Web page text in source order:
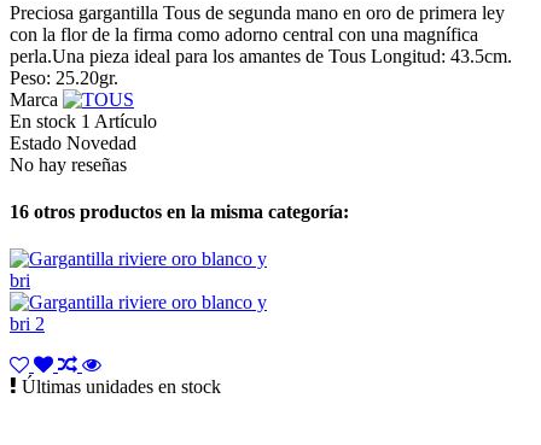
Preciosa gargantilla Tous de segunda mano en oro de primera ley
con la flor de la firma como adorno central con una magnífica
perla.Una pieza ideal para los amantes de Tous Longitud: 43.5cm.
Peso: 25.20gr.
Marca
En stock 1 Artículo
Estado Novedad
No hay reseñas
16 otros productos en la misma categoría:
Últimas unidades en stock